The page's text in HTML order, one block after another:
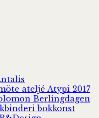
ateljé Atypi 2017
Berlingdagen
bokkonst